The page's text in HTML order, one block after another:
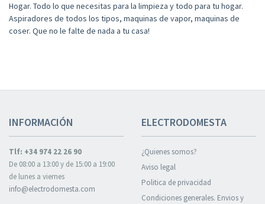
Hogar. Todo lo que necesitas para la limpieza y todo para tu hogar.
Aspiradores de todos los tipos, maquinas de vapor, maquinas de
coser. Que no le falte de nada a tu casa!
INFORMACIÓN
Tlf: +34 974 22 26 90
De 08:00 a 13:00 y de 15:00 a 19:00
de lunes a viernes
info@electrodomesta.com
ELECTRODOMESTA
¿Quienes somos?
Aviso legal
Politica de privacidad
Condiciones generales. Envios y